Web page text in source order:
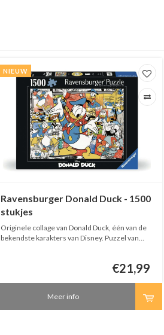
NIEUW
Ravensburger Donald Duck - 1500
stukjes
Originele collage van Donald Duck, één van de
bekendste karakters van Disney. Puzzel van
€21,99
Meer info